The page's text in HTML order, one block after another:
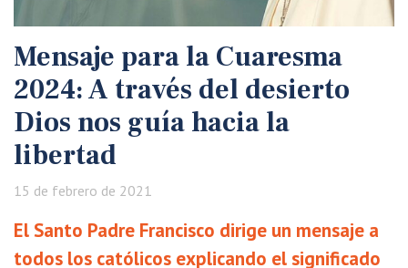
Bell-lloc
Mensaje para la Cuaresma
2024: A través del desierto
Dios nos guía hacia la
libertad
15 de febrero de 2021
El Santo Padre Francisco dirige un mensaje a
todos los católicos explicando el significado